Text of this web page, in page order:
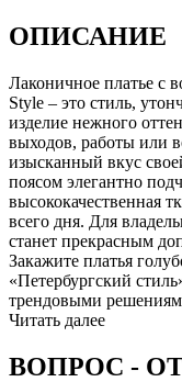
ОПИСАНИЕ
Лаконичное платье с
Style – это стиль,
изделие нежного
выходов, работы или
изысканный вкус
поясом элегантно
высококачественная
всего дня. Для
станет прекрасным
Закажите платья
«Петербургский
трендовыми
Читать далее
ВОПРОС -